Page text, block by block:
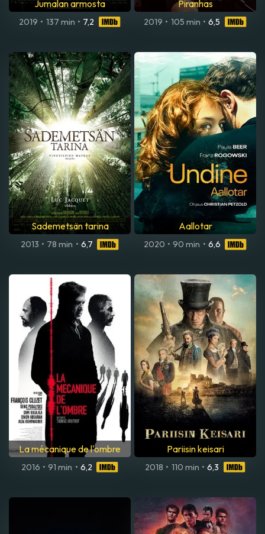
Jumalan armosta
2019 • 137 min • 7,2
Piranhas
2019 • 105 min • 6,5
Sademetsän tarina
2013 • 78 min • 6,7
Aallotar
2020 • 90 min • 6,6
La mécanique de l'ombre
2016 • 91 min • 6,2
Pariisin keisari
2018 • 110 min • 6,3